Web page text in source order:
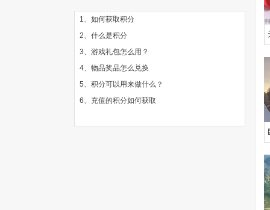
1、如何获取积分
2、什么是积分
3、游戏礼包怎么用？
4、物品奖品怎么兑换
5、积分可以用来做什么？
6、充值的积分如何获取